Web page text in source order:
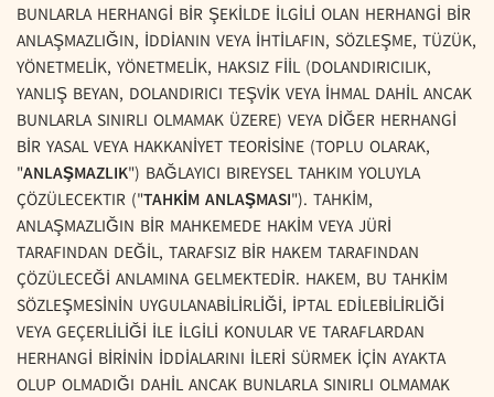
BUNLARLA HERHANGİ BİR ŞEKİLDE İLGİLİ OLAN HERHANGİ BİR
ANLAŞMAZLIĞIN, İDDİANIN VEYA İHTİLAFIN, SÖZLEŞME, TÜZÜK,
YÖNETMELİK, YÖNETMELİK, HAKSIZ FİİL (DOLANDIRICILIK,
YANLIŞ BEYAN, DOLANDIRICI TEŞVİK VEYA İHMAL DAHİL ANCAK
BUNLARLA SINIRLI OLMAMAK ÜZERE) VEYA DİĞER HERHANGİ
BİR YASAL VEYA HAKKANİYET TEORİSİNE (TOPLU OLARAK,
"ANLAŞMAZLIK") BAĞLAYICI BIREYSEL TAHKIM YOLUYLA
ÇÖZÜLECEKTIR ("TAHKİM ANLAŞMASI"). TAHKİM,
ANLAŞMAZLIĞIN BİR MAHKEMEDE HAKİM VEYA JÜRİ
TARAFINDAN DEĞİL, TARAFSIZ BİR HAKEM TARAFINDAN
ÇÖZÜLECEĞİ ANLAMINA GELMEKTEDİR. HAKEM, BU TAHKİM
SÖZLEŞMESİNİN UYGULANABİLİRLİĞİ, İPTAL EDİLEBİLİRLİĞİ
VEYA GEÇERLİLİĞİ İLE İLGİLİ KONULAR VE TARAFLARDAN
HERHANGİ BİRİNİN İDDİALARINI İLERİ SÜRMEK İÇİN AYAKTA
OLUP OLMADIĞI DAHİL ANCAK BUNLARLA SINIRLI OLMAMAK